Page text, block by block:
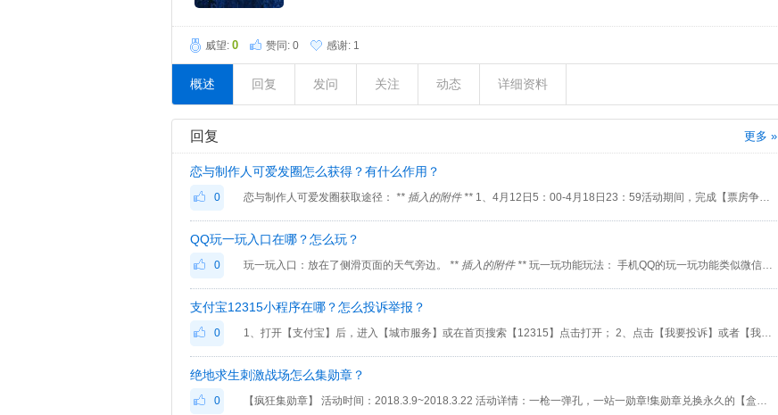
威望: 0 赞同: 0 感谢: 1
详细资料
动态
关注
发问
回复
概述
更多 »
回复
恋与制作人可爱发圈怎么获得？有什么作用？
0 恋与制作人可爱发圈获取途径： ** 插入的附件 ** 1、4月12日5：00-4月18日23：59活动期间，完成【票房争夺战】相关任务，即可获得可爱发圈道具。 2、购买可爱发圈礼包，也可获得大量的可爱发圈。 4月12日5:00~4月18日23:59期间上架两个可爱发圈礼包， 简单帅礼包： 内含【可爱发圈*10】 活动期间限购10次。 镜中心跳礼包： 内含【可爱发圈*128】
QQ玩一玩入口在哪？怎么玩？
0 玩一玩入口：放在了侧滑页面的天气旁边。 ** 插入的附件 ** 玩一玩功能玩法： 手机QQ的玩一玩功能类似微信中的小程序。手机QQ玩一玩中玩家可以找到自己需要的小游戏，点击开始游戏，直接进入游戏。 目前手机QQ玩一玩只是在内测中，部分安卓用户收到测试资格才能进入手机QQ玩一玩体验。 手机QQ玩一玩功能，需要下载最新的QQ测试版本v7.5.8(公开版本为v7.5.5)，才能看到功能入口。 手机QQ玩一玩已经有多款小游戏上线，基本都是腾讯的游戏。相比微信小程序不同的是，手机QQ玩一玩还有社区功能，也有聊天室功能，玩家可以邀请其他网友一起游戏。
支付宝12315小程序在哪？怎么投诉举报？
0 1、打开【支付宝】后，进入【城市服务】或在首页搜索【12315】点击打开； 2、点击【我要投诉】或者【我要举报】，然后输入要投诉举报的公司名称，最后提交要投诉举报的信息就能完成。（如果消费者不知道企业的注册名称，还可以通过在电子地图上点击选择的方式，由系统自动确定企业，匹配管辖机关。）
绝地求生刺激战场怎么集勋章？
0 【疯狂集勋章】 活动时间：2018.3.9~2018.3.22 活动详情：一枪一弹孔，一站一勋章!集勋章兑换永久的【盒、作、伙、伴T恤】